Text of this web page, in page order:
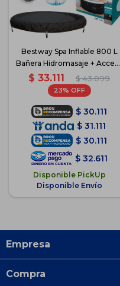
Bestway Spa Inflable 800 L
Bañera Hidromasaje + Acces -
Negro/Blanco
$ 33.111 $ 43.099
23
$ 30.111
$ 31.111
$ 30.111
$ 32.611
Disponible PickUp
Disponible Envío
Empresa
Compra